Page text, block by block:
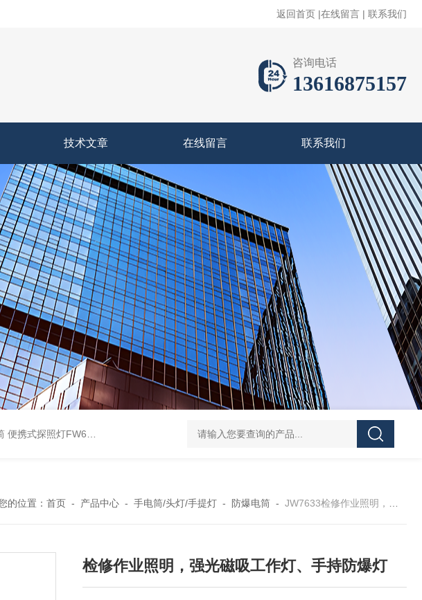
返回首页 |在线留言 | 联系我们
咨询电话
13616875157
技术文章 在线留言 联系我们
便携式探照灯FW6116、移动式应急灯现货 FD5820GMD4800 远程方位灯价格 红色 信号灯多功
的位置： 首页- 产品中心- 手电筒/头灯/手提灯- 防爆电筒- JW7633检修作业照明，强光磁吸工作灯、手持防爆灯
检修作业照明，强光磁吸工作灯、手持防爆灯